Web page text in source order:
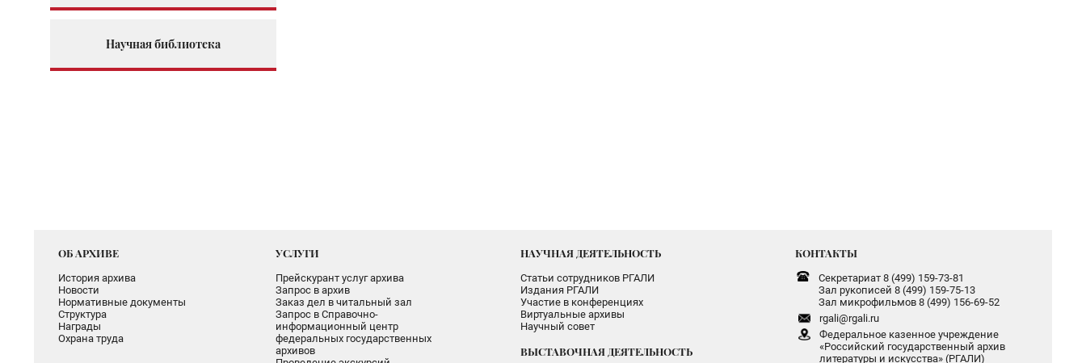
Научная библиотека
ОБ АРХИВЕ
История архива
Новости
Нормативные документы
Структура
Награды
Охрана труда
УСЛУГИ
Прейскурант услуг архива
Запрос в архив
Заказ дел в читальный зал
Запрос в Справочно-
информационный центр
федеральных государственных
архивов
НАУЧНАЯ ДЕЯТЕЛЬНОСТЬ
Статьи сотрудников РГАЛИ
Издания РГАЛИ
Участие в конференциях
Виртуальные архивы
Научный совет
ВЫСТАВОЧНАЯ ДЕЯТЕЛЬНОСТЬ
КОНТАКТЫ
Секретариат 8 (499) 159-73-81
Зал рукописей 8 (499) 159-75-13
Зал микрофильмов 8 (499) 156-69-52
rgali@rgali.ru
Федеральное казенное учреждение
«Российский государственный архив
литературы и искусства» (РГАЛИ)